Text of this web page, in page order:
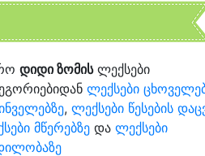
დიდი ზომისლექსები
ლექსები
,ლექსები წესების
მწერებზე დალექსები